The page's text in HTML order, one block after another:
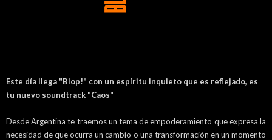
Este día llega "Blop!" con un espíritu inquieto que es reflejado, es
tu nuevo soundtrack "Caos"
Desde Argentina te traemos un tema de empoderamiento que expresa la
necesidad de que ocurra un cambio o una transformación en un momento